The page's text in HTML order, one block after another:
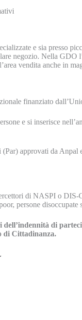
e sia presso
negozio. Nella GDO
vendita anche in
finanziato
e si inserisce
approvati da
di NASPI o
persone disoccupate
di
di Cittadinanza.